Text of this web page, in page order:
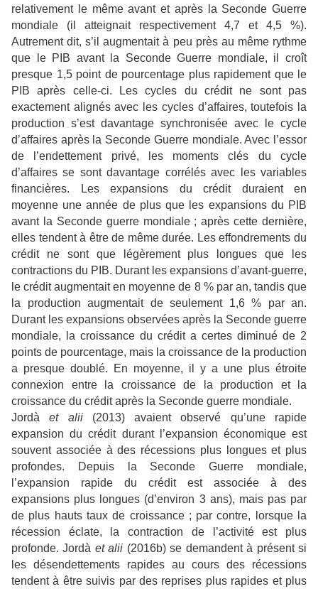
relativement le même avant et après la Seconde Guerre
mondiale (il atteignait respectivement 4,7 et 4,5 %).
Autrement dit, s’il augmentait à peu près au même rythme
que le PIB avant la Seconde Guerre mondiale, il croît
presque 1,5 point de pourcentage plus rapidement que le
PIB après celle-ci. Les cycles du crédit ne sont pas
exactement alignés avec les cycles d’affaires, toutefois la
production s’est davantage synchronisée avec le cycle
d’affaires après la Seconde Guerre mondiale. Avec l’essor
de l’endettement privé, les moments clés du cycle
d’affaires se sont davantage corrélés avec les variables
financières. Les expansions du crédit duraient en
moyenne une année de plus que les expansions du PIB
avant la Seconde guerre mondiale ; après cette dernière,
elles tendent à être de même durée. Les effondrements du
crédit ne sont que légèrement plus longues que les
contractions du PIB. Durant les expansions d’avant-guerre,
le crédit augmentait en moyenne de 8 % par an, tandis que
la production augmentait de seulement 1,6 % par an.
Durant les expansions observées après la Seconde guerre
mondiale, la croissance du crédit a certes diminué de 2
points de pourcentage, mais la croissance de la production
a presque doublé. En moyenne, il y a une plus étroite
connexion entre la croissance de la production et la
croissance du crédit après la Seconde guerre mondiale.
Jordàet alii(2013) avaient observé qu’une rapide
expansion du crédit durant l’expansion économique est
souvent associée à des récessions plus longues et plus
profondes. Depuis la Seconde Guerre mondiale,
l’expansion rapide du crédit est associée à des
expansions plus longues (d’environ 3 ans), mais pas par
de plus hauts taux de croissance ; par contre, lorsque la
récession éclate, la contraction de l’activité est plus
profonde. Jordà et alii (2016b) se demandent à présent si
les désendettements rapides au cours des récessions
tendent à être suivis par des reprises plus rapides et plus